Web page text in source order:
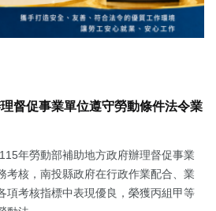
督促事業單位遵守勞動條件法令業
年勞動部補助地方政府辦理督促事業
考核，南投縣政府在行政作業配合、業
項考核指標中表現優良，榮獲丙組甲等